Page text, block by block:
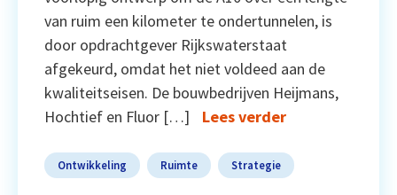
van ruim een kilometer te ondertunnelen, is
door opdrachtgever Rijkswaterstaat
afgekeurd, omdat het niet voldeed aan de
kwaliteitseisen. De bouwbedrijven Heijmans,
Hochtief en Fluor […]
Lees verder
Ontwikkeling Ruimte Strategie